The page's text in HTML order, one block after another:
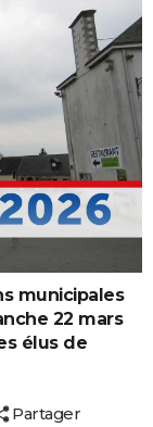
municipales
22 mars
élus de
Partager